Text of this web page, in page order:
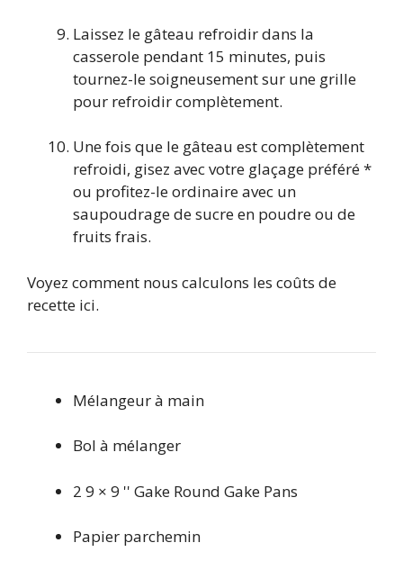
Laissez le gâteau refroidir dans la
casserole pendant 15 minutes, puis
tournez-le soigneusement sur une grille
pour refroidir complètement.
Une fois que le gâteau est complètement
refroidi, gisez avec votre glaçage préféré *
ou profitez-le ordinaire avec un
saupoudrage de sucre en poudre ou de
fruits frais.
Voyez comment nous calculons les coûts de
recette ici.
Mélangeur à main
Bol à mélanger
2 9 × 9 '' Gake Round Gake Pans
Papier parchemin